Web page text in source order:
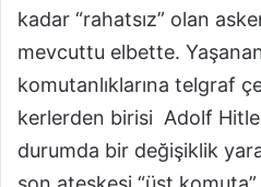
kadar “rahatsız” olan
mevcuttu elbette.
komutanlıklarına telgraf
kerlerden birisi Adolf
durumda bir değişiklik